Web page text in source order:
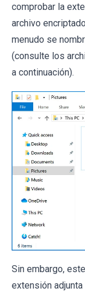
comprobar la
archivo
menudo se
(consulte los
a continuación).
Sin embargo,
extensión